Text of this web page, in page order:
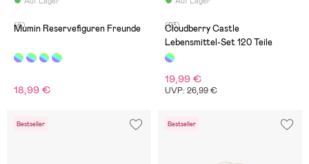
(6)
Mumin Reservefiguren Freunde
18,99 €
(23)
Cloudberry Castle
Lebensmittel-Set 120 Teile
19,99 €
UVP: 26,99 €
Bestseller Bestseller